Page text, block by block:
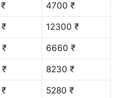
4700 ₹
12300 ₹
6660 ₹
8230 ₹
5280 ₹